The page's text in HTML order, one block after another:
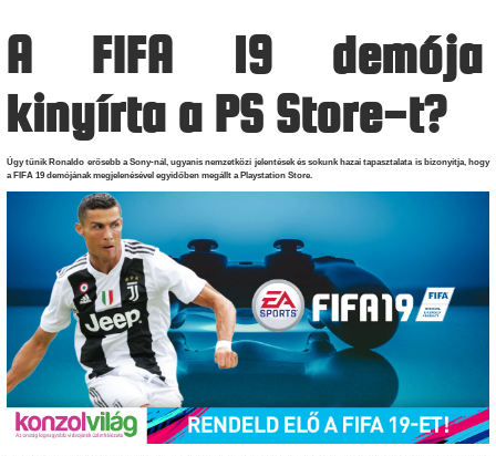
A FIFA 19 demója
kinyírta a PS Store-t?
Úgy tűnik Ronaldo erősebb a Sony-nál, ugyanis nemzetközi jelentések és sokunk hazai tapasztalata is bizonyítja, hogy
a FIFA 19 demójának megjelenésével egyidőben megállt a Playstation Store.